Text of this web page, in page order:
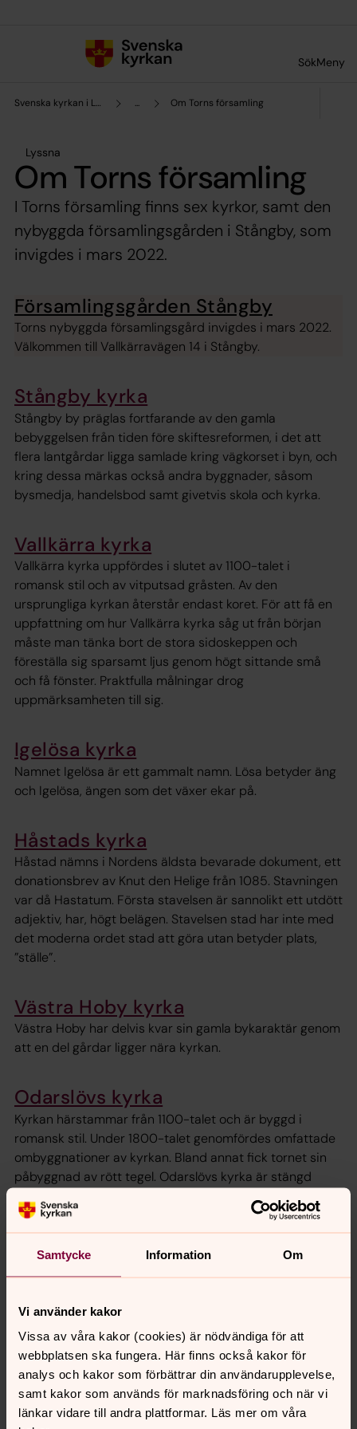
Samtycke Information Om
Vi använder kakor
Vissa av våra kakor (cookies) är nödvändiga för att
webbplatsen ska fungera. Här finns också kakor för
analys och kakor som förbättrar din användarupplevelse,
samt kakor som används för marknadsföring och när vi
länkar vidare till andra plattformar. Läs mer om våra
SökMeny
Svenska kyrkan i Lund ... Om Torns församling
Lyssna
Om Torns församling
I Torns församling finns sex kyrkor, samt den
nybyggda församlingsgården i Stångby, som
invigdes i mars 2022.
Församlingsgården Stångby
Torns nybyggda församlingsgård invigdes i mars 2022.
Välkommen till Vallkärravägen 14 i Stångby.
Stångby kyrka
Stångby by präglas fortfarande av den gamla
bebyggelsen från tiden före skiftesreformen, i det att
flera lantgårdar ligga samlade kring vägkorset i byn, och
kring dessa märkas också andra byggnader, såsom
bysmedja, handelsbod samt givetvis skola och kyrka.
Vallkärra kyrka
Vallkärra kyrka uppfördes i slutet av 1100-talet i
romansk stil och av vitputsad gråsten. Av den
ursprungliga kyrkan återstår endast koret. För att få en
uppfattning om hur Vallkärra kyrka såg ut från början
måste man tänka bort de stora sidoskeppen och
föreställa sig sparsamt ljus genom högt sittande små
och få fönster. Praktfulla målningar drog
uppmärksamheten till sig.
Igelösa kyrka
Namnet Igelösa är ett gammalt namn. Lösa betyder äng
och Igelösa, ängen som det växer ekar på.
Håstads kyrka
Håstad nämns i Nordens äldsta bevarade dokument, ett
donationsbrev av Knut den Helige från 1085. Stavningen
var då Hastatum. Första stavelsen är sannolikt ett utdött
adjektiv, har, högt belägen. Stavelsen stad har inte med
det moderna ordet stad att göra utan betyder plats,
”ställe”.
Västra Hoby kyrka
Västra Hoby har delvis kvar sin gamla bykaraktär genom
att en del gårdar ligger nära kyrkan.
Odarslövs kyrka
Kyrkan härstammar från 1100-talet och är byggd i
romansk stil. Under 1800-talet genomfördes omfattade
ombyggnationer av kyrkan. Bland annat fick tornet sin
påbyggnad av rött tegel. Odarslövs kyrka är stängd
Kyrkornas öppettider
Vallkärra kyrka
Följ med på en resa tillbaka till 1100-talet där väggarna i
Vallkärra kyrka får berätta sin historia. Hur det kan ha
sett ut under valven? Vilka målningar doldes bakom de
nu vitkalkade väggarna?